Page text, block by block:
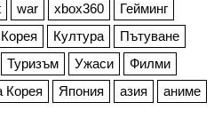
war xbox360
Гейминг
Корея Култура
Пътуване
Туризъм Ужаси
Филми
Япония азия
аниме